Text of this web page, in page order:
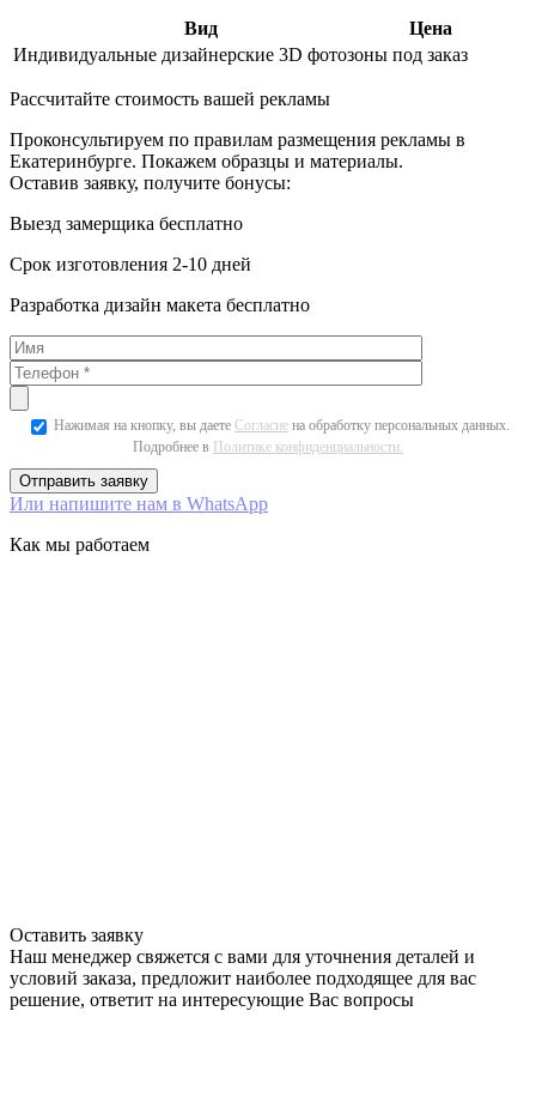
Вид
Цена
Индивидуальные дизайнерские 3D фотозоны под заказ
Рассчитайте стоимость вашей рекламы
Проконсультируем по правилам размещения рекламы в
Екатеринбурге. Покажем образцы и материалы.
Оставив заявку, получите бонусы:
Выезд замерщика бесплатно
Срок изготовления 2-10 дней
Разработка дизайн макета бесплатно
Нажимая на кнопку, вы даете Согласие на обработку персональных данных.
Подробнее в Политике конфиденциальности.
Или напишите нам в WhatsApp
Как мы работаем
Оставить заявку
Наш менеджер свяжется с вами для уточнения деталей и
условий заказа, предложит наиболее подходящее для вас
решение, ответит на интересующие Вас вопросы